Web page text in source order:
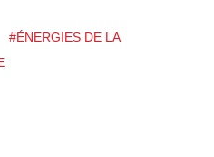
#ÉNERGIES DE LA